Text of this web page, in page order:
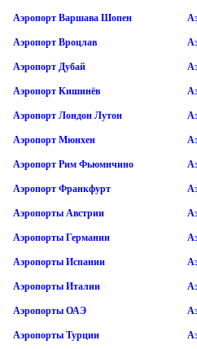
Аэропорт Варшава Шопен
Аэропорт Вроцлав
Аэропорт Дубай
Аэропорт Кишинёв
Аэропорт Лондон Лутон
Аэропорт Мюнхен
Аэропорт Рим Фьюмичино
Аэропорт Франкфурт
Аэропорты Австрии
Аэропорты Германии
Аэропорты Испании
Аэропорты Италии
Аэропорты ОАЭ
Аэропорты Турции